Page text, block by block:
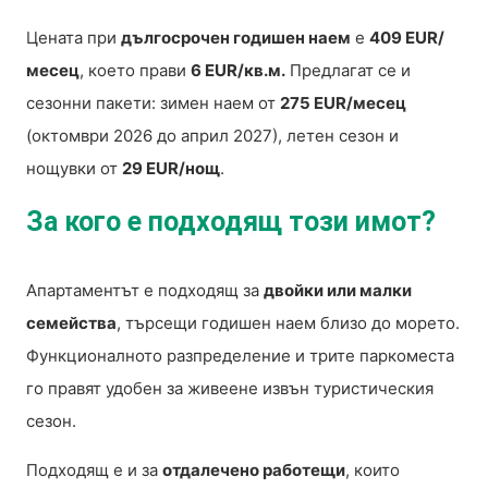
Цената при дългосрочен годишен наем е 409 EUR/
месец, което прави 6 EUR/кв.м. Предлагат се и
сезонни пакети: зимен наем от 275 EUR/месец
(октомври 2026 до април 2027), летен сезон и
нощувки от 29 EUR/нощ.
За кого е подходящ този имот?
Апартаментът е подходящ за двойки или малки
семейства, търсещи годишен наем близо до морето.
Функционалното разпределение и трите паркоместа
го правят удобен за живеене извън туристическия
сезон.
Подходящ е и за отдалечено работещи, които